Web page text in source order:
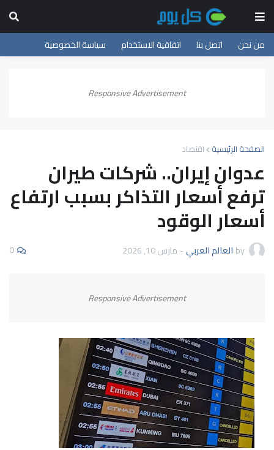
من نحن اتصل بنا اتفاقية الاستخدام سياسة الخصوصية
Responsive Advertisement
الصفحة الرئيسية اقتصاد
عدوان إيران.. شركات طيران
ترفع أسعار التذاكر بسبب ارتفاع
أسعار الوقود
by العالم العربي- مارس 10, 2026 0
Responsive Advertisement